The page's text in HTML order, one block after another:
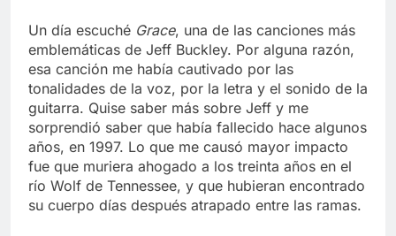
Un día escuché Grace, una de las canciones más
emblemáticas de Jeff Buckley. Por alguna razón,
esa canción me había cautivado por las
tonalidades de la voz, por la letra y el sonido de la
guitarra. Quise saber más sobre Jeff y me
sorprendió saber que había fallecido hace algunos
años, en 1997. Lo que me causó mayor impacto
fue que muriera ahogado a los treinta años en el
río Wolf de Tennessee, y que hubieran encontrado
su cuerpo días después atrapado entre las ramas.